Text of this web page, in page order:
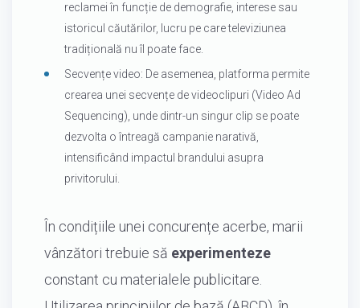
reclamei în funcție de demografie, interese sau
istoricul căutărilor, lucru pe care televiziunea
tradițională nu îl poate face.
Secvențe video: De asemenea, platforma permite
crearea unei secvențe de videoclipuri (Video Ad
Sequencing), unde dintr-un singur clip se poate
dezvolta o întreagă campanie narativă,
intensificând impactul brandului asupra
privitorului.
În condițiile unei concurențe acerbe, marii
vânzători trebuie să experimenteze
constant cu materialele publicitare.